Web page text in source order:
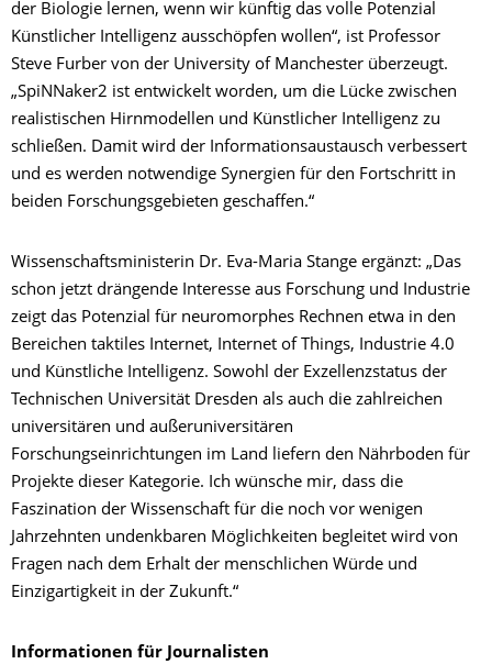
der Biologie lernen, wenn wir künftig das volle Potenzial
Künstlicher Intelligenz ausschöpfen wollen“, ist Professor
Steve Furber von der University of Manchester überzeugt.
„SpiNNaker2 ist entwickelt worden, um die Lücke zwischen
realistischen Hirnmodellen und Künstlicher Intelligenz zu
schließen. Damit wird der Informationsaustausch verbessert
und es werden notwendige Synergien für den Fortschritt in
beiden Forschungsgebieten geschaffen.“
Wissenschaftsministerin Dr. Eva-Maria Stange ergänzt: „Das
schon jetzt drängende Interesse aus Forschung und Industrie
zeigt das Potenzial für neuromorphes Rechnen etwa in den
Bereichen taktiles Internet, Internet of Things, Industrie 4.0
und Künstliche Intelligenz. Sowohl der Exzellenzstatus der
Technischen Universität Dresden als auch die zahlreichen
universitären und außeruniversitären
Forschungseinrichtungen im Land liefern den Nährboden für
Projekte dieser Kategorie. Ich wünsche mir, dass die
Faszination der Wissenschaft für die noch vor wenigen
Jahrzehnten undenkbaren Möglichkeiten begleitet wird von
Fragen nach dem Erhalt der menschlichen Würde und
Einzigartigkeit in der Zukunft.“
Informationen für Journalisten